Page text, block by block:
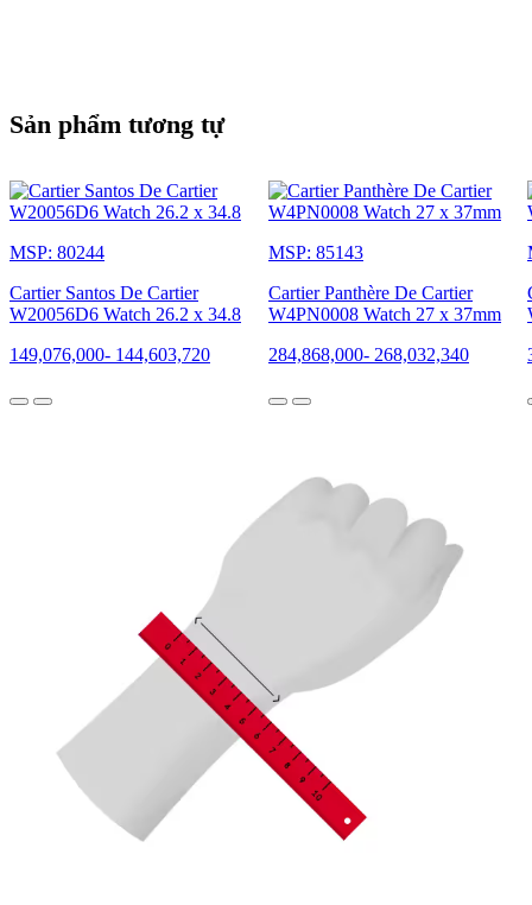
Sản phẩm tương tự
MSP: 80244
Cartier Santos De Cartier
W20056D6 Watch 26.2 x 34.8
149,076,000- 144,603,720
MSP: 85143
Cartier Panthère De Cartier
W4PN0008 Watch 27 x 37mm
284,868,000- 268,032,340